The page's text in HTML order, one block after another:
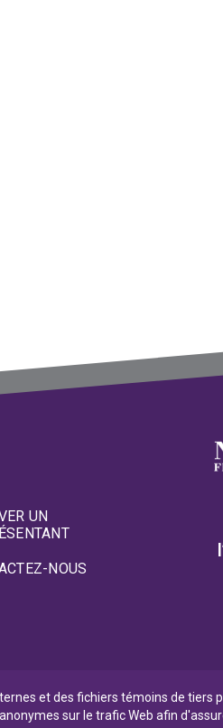
UN
NOUS
et des fichiers témoins de tiers
sur le trafic Web afin